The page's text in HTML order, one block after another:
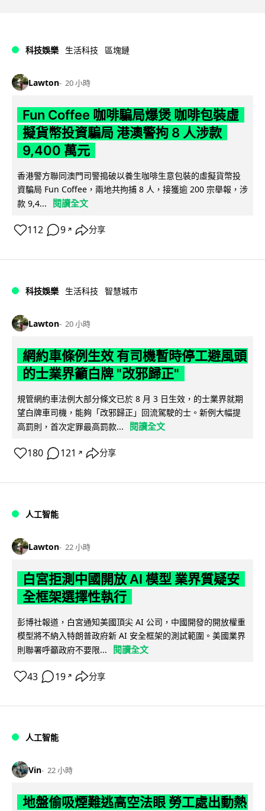
科技娛樂 生活科技 區塊鏈
Lawton 20 小時
Fun Coffee 咖啡騙局爆煲 咖啡包裝虛
擬貨幣投資騙局 港澳警拘 8 人涉款
9,400 萬元
香港警方聯同澳門司警搗破以養生咖啡生意包裝的虛擬貨幣投
資騙局 Fun Coffee，兩地共拘捕 8 人，接獲逾 200 宗舉報，涉
款 9,4...
閱讀全文
112 9 ↗ 分享
科技娛樂 生活科技 智慧城市
Lawton 20 小時
網約車條例生效 有司機暫時停工避風頭
的士業界籲白牌 "改邪歸正"
規管網約車法例大部分條文已於 8 月 3 日生效，的士業界就期
望白牌車司機，能夠「改邪歸正」回流駕駛的士。新例大幅提
高罰則，首次定罪最高罰款...
閱讀全文
180 121 ↗ 分享
人工智能
Lawton 22 小時
白宮拒測中國開放 AI 模型 業界質疑安
全框架選擇性執行
彭博社報道，白宮通知美國頂尖 AI 公司，中國開發的開放權重
模型將不納入特朗普政府新 AI 安全框架的測試範圍。美國業界
則聯署呼籲政府不要限...
閱讀全文
43 19 ↗ 分享
人工智能
Vin 22 小時
地盤偷吸煙難逃高空法眼 勞工處出動熱